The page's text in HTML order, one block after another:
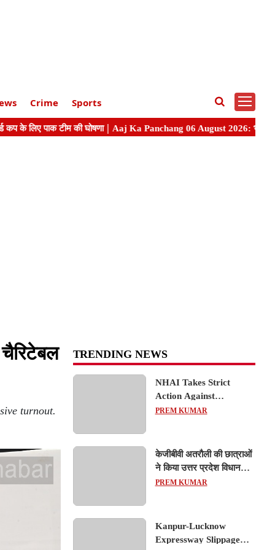
Crime Sports
turnout.
TRENDING NEWS
NHAI Takes Strict
Action Against
Concessionaire,
Expressway Issues
PREM KUMAR
केजीबीवी अतरौली की छात्राओं
ने किया उत्तर प्रदेश विधानसभा
का शैक्षिक भ्रमण, लोकतांत्रिक
PREM KUMAR
Kanpur-Lucknow
Expressway Slippage